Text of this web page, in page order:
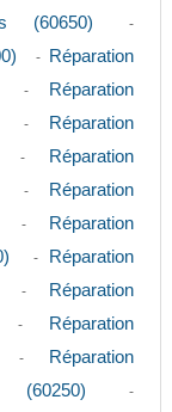
(60650) -
-
Réparation
-
Réparation
-
Réparation
-
Réparation
-
Réparation
-
Réparation
-
Réparation
-
Réparation
-
Réparation
-
Réparation
(60250)
-